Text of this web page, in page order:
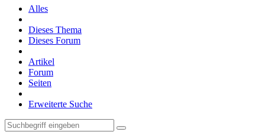
Alles
Dieses Thema
Dieses Forum
Artikel
Forum
Seiten
Erweiterte Suche